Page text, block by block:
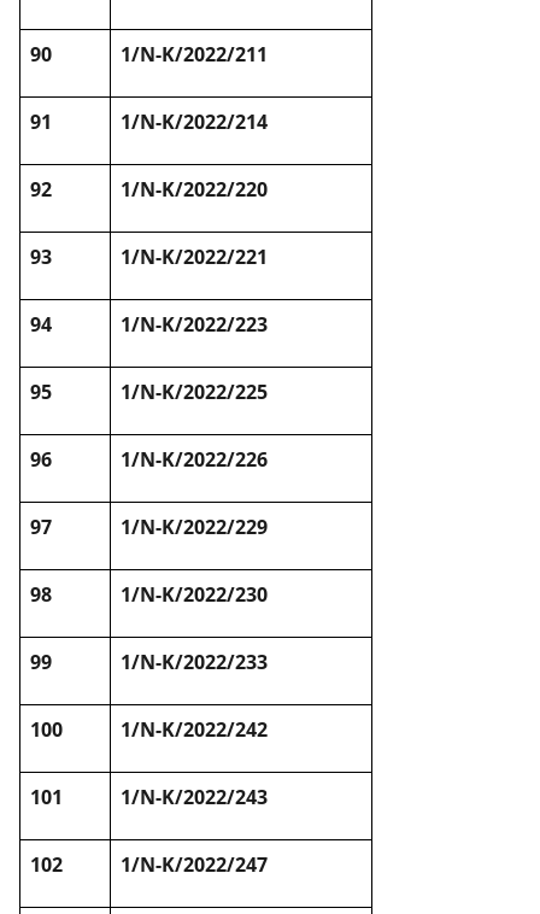
90 1/N-K/2022/211
91 1/N-K/2022/214
92 1/N-K/2022/220
93 1/N-K/2022/221
94 1/N-K/2022/223
95 1/N-K/2022/225
96 1/N-K/2022/226
97 1/N-K/2022/229
98 1/N-K/2022/230
99 1/N-K/2022/233
100 1/N-K/2022/242
101 1/N-K/2022/243
102 1/N-K/2022/247